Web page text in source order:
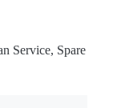
Service, Spare